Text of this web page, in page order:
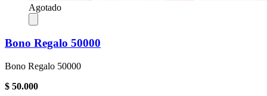
Agotado
Bono Regalo 50000
Bono Regalo 50000
$ 50.000